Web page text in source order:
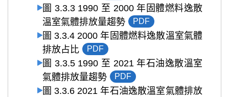
圖 3.3.3 1990 至 2000 年固體燃料逸散
溫室氣體排放量趨勢
PDF
圖 3.3.4 2000 年固體燃料逸散溫室氣體
排放占比
PDF
圖 3.3.5 1990 至 2021 年石油逸散溫室
氣體排放量趨勢
PDF
圖 3.3.6 2021 年石油逸散溫室氣體排放